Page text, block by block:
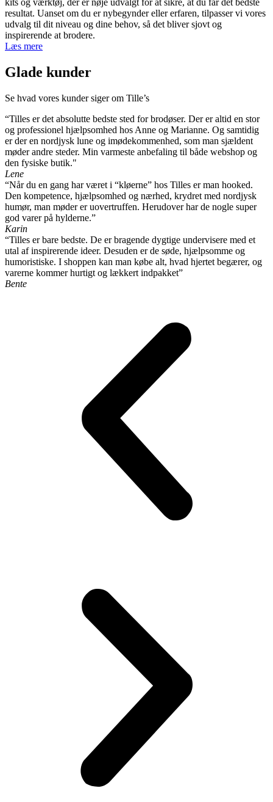
resultat. Uanset om du er nybegynder eller erfaren, tilpasser vi vores
udvalg til dit niveau og dine behov, så det bliver sjovt og
inspirerende at brodere.
Læs mere
Glade kunder
Se hvad vores kunder siger om Tille’s
“Tilles er det absolutte bedste sted for brodøser. Der er altid en stor
og professionel hjælpsomhed hos Anne og Marianne. Og samtidig
er der en nordjysk lune og imødekommenhed, som man sjældent
møder andre steder. Min varmeste anbefaling til både webshop og
den fysiske butik."
Lene
“Når du en gang har været i “kløerne” hos Tilles er man hooked.
Den kompetence, hjælpsomhed og nærhed, krydret med nordjysk
humør, man møder er uovertruffen. Herudover har de nogle super
god varer på hylderne.”
Karin
“Tilles er bare bedste. De er bragende dygtige undervisere med et
utal af inspirerende ideer. Desuden er de søde, hjælpsomme og
humoristiske. I shoppen kan man købe alt, hvad hjertet begærer, og
varerne kommer hurtigt og lækkert indpakket”
Bente